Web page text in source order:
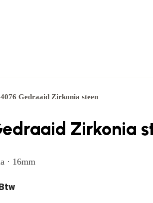
4076 Gedraaid Zirkonia steen
Zirkonia
· 16mm